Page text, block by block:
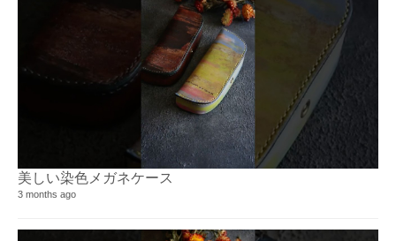
美しい染色メガネケース
3 months ago